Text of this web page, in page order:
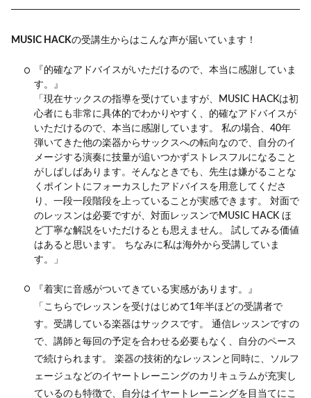
MUSIC HACKの受講生からはこんな声が届いています！
『的確なアドバイスがいただけるので、本当に感謝していま
す。』
「現在サックスの指導を受けていますが、MUSIC HACKは初
心者にも非常に具体的でわかりやすく、的確なアドバイスが
いただけるので、本当に感謝しています。 私の場合、40年
弾いてきた他の楽器からサックスへの転向なので、自分のイ
メージする演奏に技量が追いつかずストレスフルになること
がしばしばあります。そんなときでも、先生は嫌がることな
くポイントにフォーカスしたアドバイスを用意してくださ
り、一段一段階段を上っていることが実感できます。 対面で
のレッスンは必要ですが、対面レッスンでMUSIC HACK ほ
ど丁寧な解説をいただけるとも思えません。 試してみる価値
はあると思います。 ちなみに私は海外から受講していま
す。」
『着実に音感がついてきている実感があります。』
「こちらでレッスンを受けはじめて1年半ほどの受講者で
す。受講している楽器はサックスです。 通信レッスンですの
で、講師と毎回の予定を合わせる必要もなく、自分のペース
で続けられます。 楽器の技術的なレッスンと同時に、ソルフ
ェージュなどのイヤートレーニングのカリキュラムが充実し
ているのも特徴で、自分はイヤートレーニングを目当てにこ